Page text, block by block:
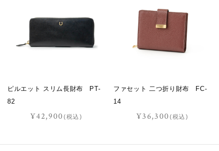
ピルエット スリム長財布 PT-
82
¥42,900(税込)
ファセット 二つ折り財布 FC-
14
¥36,300(税込)